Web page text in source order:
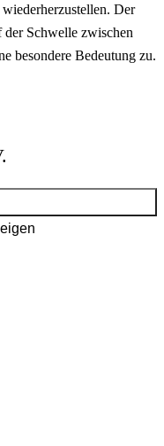
Der
Schwelle zwischen
besondere Bedeutung zu.